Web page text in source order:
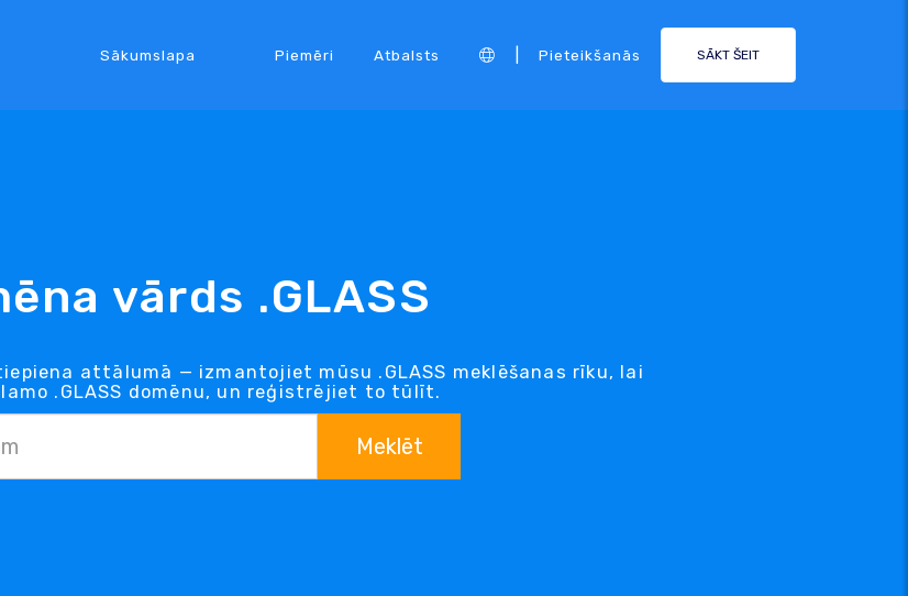
Sākumslapa Piemēri Atbalsts Pieteikšanās SĀKT ŠEIT
vārds .GLASS
attālumā — izmantojiet mūsu .GLASS meklēšanas rīku, lai
.GLASS domēnu, un reģistrējiet to tūlīt.
Meklēt